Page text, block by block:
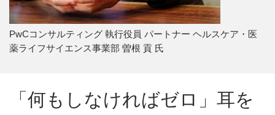
PwCコンサルティング 執行役員 パートナー ヘルスケア・医
薬ライフサイエンス事業部 曽根 貢 氏
「何もしなければゼロ」耳を